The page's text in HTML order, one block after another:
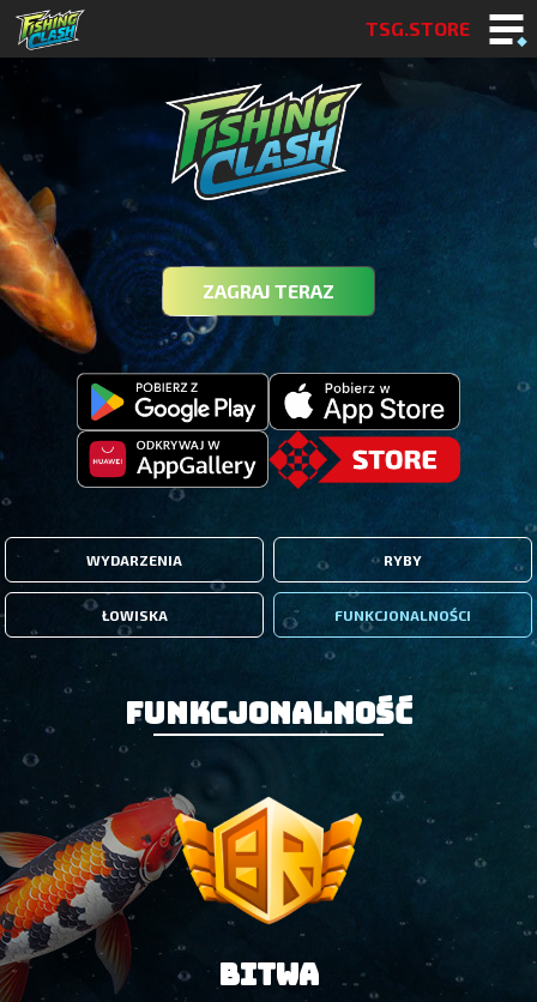
TSG.STORE
ZAGRAJ TERAZ
WYDARZENIA RYBY
ŁOWISKA FUNKCJONALNOŚCI
Funkcjonalność
BITWA